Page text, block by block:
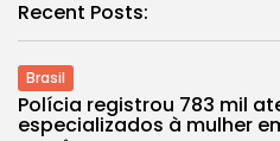
Recent Posts:
Brasil
Polícia registrou 783 mil
especializados à mulher